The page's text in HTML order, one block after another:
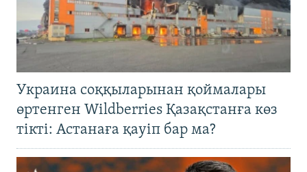
Украина соққыларынан қоймалары
өртенген Wildberries Қазақстанға көз
тікті: Астанаға қауіп бар ма?